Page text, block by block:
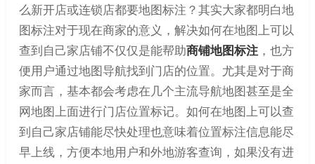
么新开店或连锁店都要地图标注？其实大家都明白地
图标注对于现在商家的意义，解决如何在地图上可以
查到自己家店铺不仅仅是能帮助商铺地图标注，也方
便用户通过地图导航找到门店的位置。尤其是对于商
家而言，基本都会考虑在几个主流导航地图甚至是全
网地图上面进行门店位置标记。如何在地图上可以查
到自己家店铺能尽快处理也意味着位置标注信息能尽
早上线，方便本地用户和外地游客查询，如果没有进